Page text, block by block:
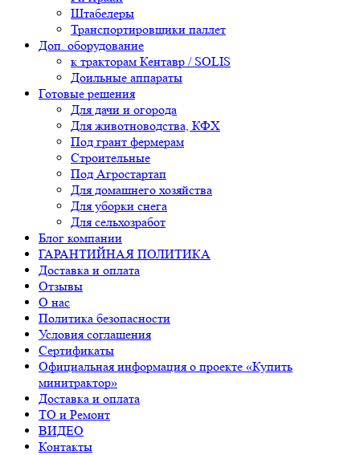
Штабелеры
Транспортировщики паллет
Доп. оборудование
к тракторам Кентавр / SOLIS
Доильные аппараты
Готовые решения
Для дачи и огорода
Для животноводства, КФХ
Под грант фермерам
Строительные
Под Агростартап
Для домашнего хозяйства
Для уборки снега
Для сельхозработ
Блог компании
ГАРАНТИЙНАЯ ПОЛИТИКА
Доставка и оплата
Отзывы
О нас
Политика безопасности
Условия соглашения
Сертификаты
Официальная информация о проекте «Купить
минитрактор»
Доставка и оплата
ТО и Ремонт
ВИДЕО
Контакты